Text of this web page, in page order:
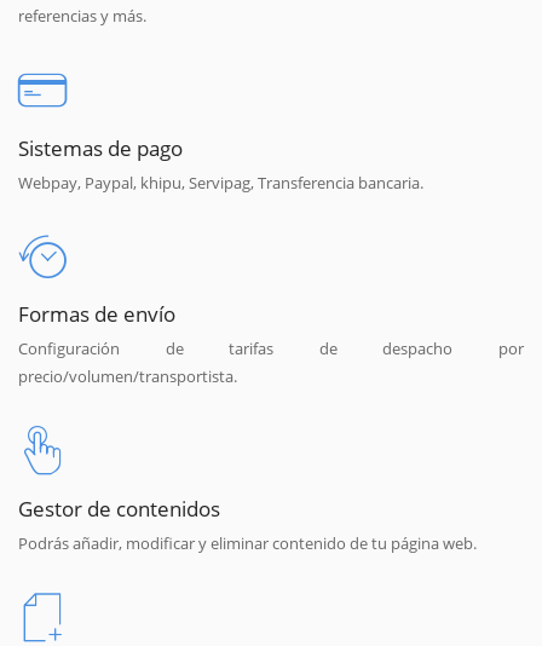
referencias y más.
Sistemas de pago
Webpay, Paypal, khipu, Servipag, Transferencia bancaria.
Formas de envío
Configuración de tarifas de despacho por
precio/volumen/transportista.
Gestor de contenidos
Podrás añadir, modificar y eliminar contenido de tu página web.